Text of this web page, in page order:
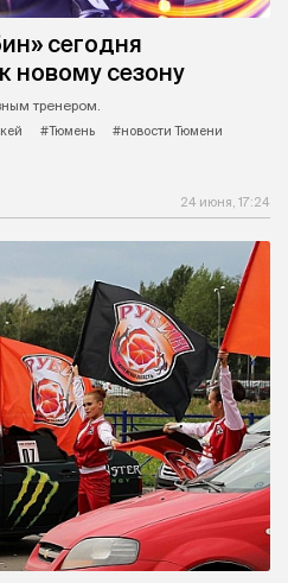
сегодня
новому сезону
тренером.
#Тюмень
#новости Тюмени
24 июня, 17:24